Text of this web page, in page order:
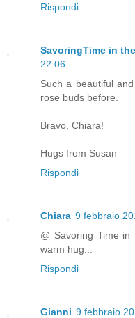
Rispondi
SavoringTime in
22:06
Such a beautiful
rose buds before.
Bravo, Chiara!
Hugs from Susan
Rispondi
Chiara 9 febbraio
@ Savoring Time
warm hug...
Rispondi
Gianni 9 febbraio